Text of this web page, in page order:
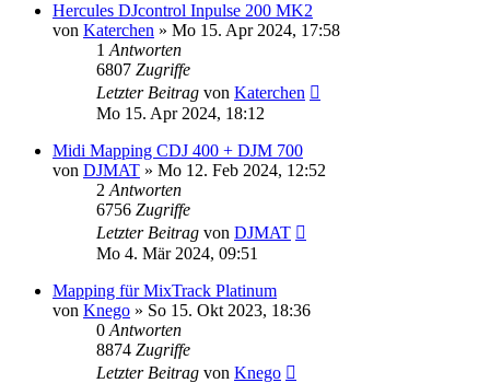
Hercules DJcontrol Inpulse 200 MK2
von Katerchen » Mo 15. Apr 2024, 17:58
1 Antworten
6807 Zugriffe
Letzter Beitrag von Katerchen
Mo 15. Apr 2024, 18:12
Midi Mapping CDJ 400 + DJM 700
von DJMAT » Mo 12. Feb 2024, 12:52
2 Antworten
6756 Zugriffe
Letzter Beitrag von DJMAT
Mo 4. Mär 2024, 09:51
Mapping für MixTrack Platinum
von Knego » So 15. Okt 2023, 18:36
0 Antworten
8874 Zugriffe
Letzter Beitrag von Knego